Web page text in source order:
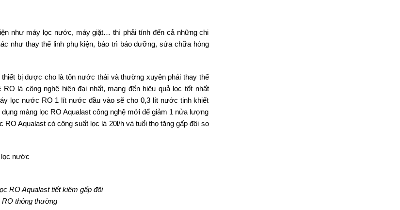
như máy lọc nước, máy giặt… thì phải tính đến cả những chi
như thay thế linh phụ kiện, bảo trì bảo dưỡng, sửa chữa hỏng
bị được cho là tốn nước thải và thường xuyên phải thay thế
là công nghệ hiện đại nhất, mang đến hiệu quả lọc tốt nhất
lọc nước RO 1 lít nước đầu vào sẽ cho 0,3 lít nước tinh khiết
màng lọc RO Aqualast công nghệ mới để giảm 1 nửa lượng
Aqualast có công suất lọc là 20l/h và tuổi thọ tăng gấp đôi so
RO Aqualast tiết kiêm gấp đôi
thông thường